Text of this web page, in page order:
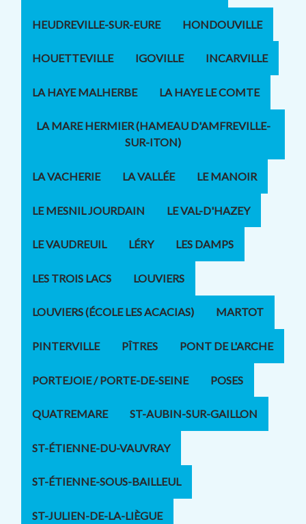
HEUDREVILLE-SUR-EURE HONDOUVILLE
HOUETTEVILLE IGOVILLE INCARVILLE
LA HAYE MALHERBE LA HAYE LE COMTE
LA MARE HERMIER (HAMEAU D'AMFREVILLE-
SUR-ITON)
LA VACHERIE LA VALLÉE LE MANOIR
LE MESNIL JOURDAIN LE VAL-D'HAZEY
LE VAUDREUIL LÉRY LES DAMPS
LES TROIS LACS LOUVIERS
LOUVIERS (ÉCOLE LES ACACIAS) MARTOT
PINTERVILLE PÎTRES PONT DE L'ARCHE
PORTEJOIE / PORTE-DE-SEINE POSES
QUATREMARE ST-AUBIN-SUR-GAILLON
ST-ÉTIENNE-DU-VAUVRAY
ST-ÉTIENNE-SOUS-BAILLEUL
ST-JULIEN-DE-LA-LIÈGUE